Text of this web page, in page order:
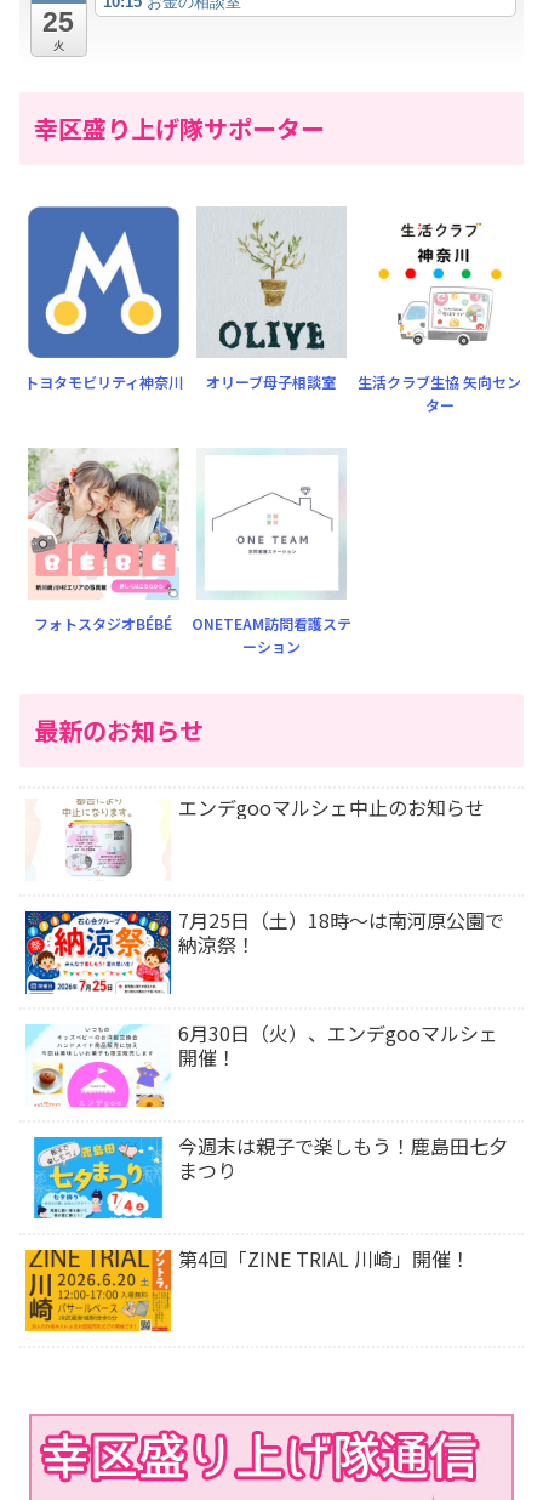
25
火
幸区盛り上げ隊サポーター
トヨタモビリティ神奈川 オリーブ母子相談室
生活クラブ生協 矢向セン
ター
フォトスタジオBÉBÉ
ONETEAM訪問看護ステ
ーション
最新のお知らせ
エンデgooマルシェ中止のお知らせ
7月25日（土）18時〜は南河原公園で
納涼祭！
6月30日（火）、エンデgooマルシェ
開催！
今週末は⁡親子で楽しもう！鹿島田七夕
まつり
第4回「ZINE TRIAL 川崎」開催！